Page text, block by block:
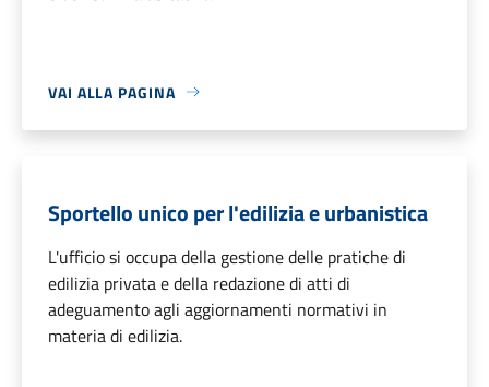
VAI ALLA PAGINA
Sportello unico per l'edilizia e urbanistica
L'ufficio si occupa della gestione delle pratiche di
edilizia privata e della redazione di atti di
adeguamento agli aggiornamenti normativi in
materia di edilizia.